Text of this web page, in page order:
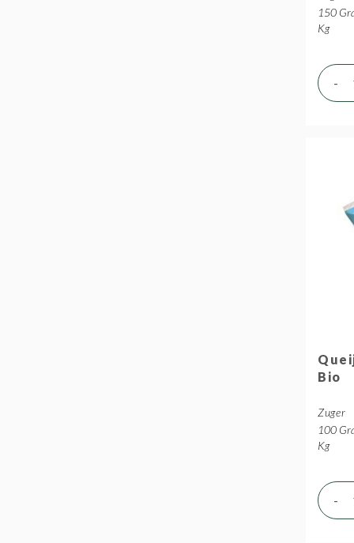
150
Kg
-
Bio
Zuger
100
Kg
-